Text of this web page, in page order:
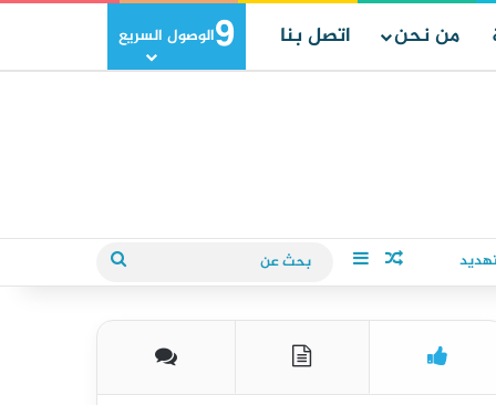
من نحن اتصل بنا 9الوصول السريع
مقال عشوائي
إضافة عمود جانبي